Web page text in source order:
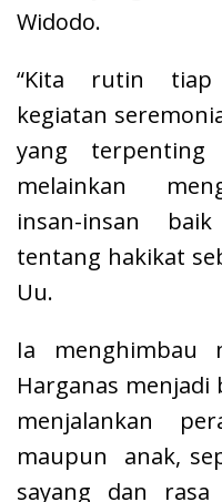
Widodo.
“Kita rutin tiap
kegiatan
yang terpenting
melainkan
insan-insan
tentang hakikat
Uu.
Ia menghimbau
Harganas
menjalankan
maupun anak,
sayang dan rasa